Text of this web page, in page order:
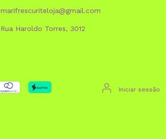
marifrescuriteloja@gmail.com
Rua Haroldo Torres, 3012
Iniciar sessão